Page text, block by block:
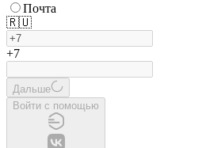
Почта
🇷🇺
+7
Дальше
Войти с помощью